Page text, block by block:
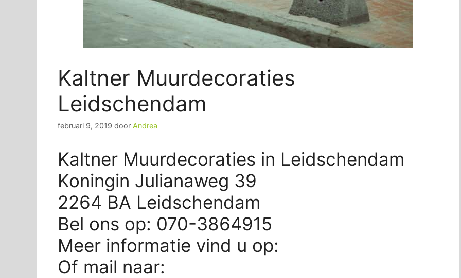
Kaltner Muurdecoraties
Leidschendam
februari 9, 2019 door Andrea
Kaltner Muurdecoraties in Leidschendam
Koningin Julianaweg 39
2264 BA Leidschendam
Bel ons op: 070-3864915
Meer informatie vind u op:
Of mail naar: